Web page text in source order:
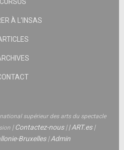
À L’INSAS
supérieur des arts du spectacle
|Contactez-nous||ART.es|
Bruxelles|Admin